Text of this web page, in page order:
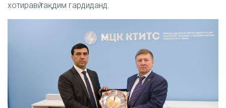
хотиравӣ тақдим гардиданд.